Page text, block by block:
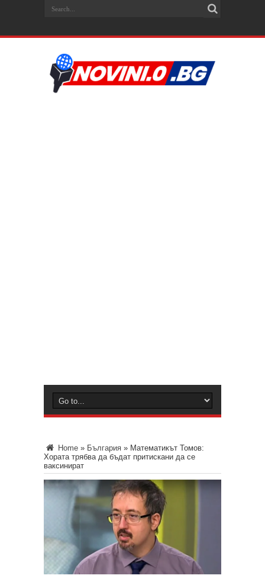
Home » България » Математикът Томов:
Хората трябва да бъдат притискани да се
ваксинират